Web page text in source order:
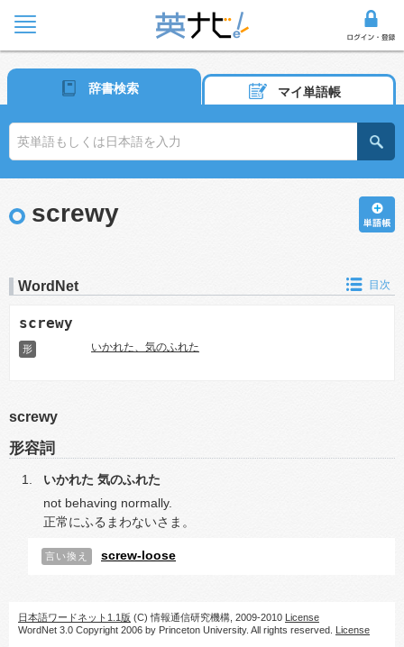
辞書検索 マイ単語帳
screwy
WordNet 目次
screwy
形 いかれた、気のふれた
screwy
形容詞
いかれた 気のふれた
not behaving normally.
正常にふるまわないさま。
言い換え screw-loose
日本語ワードネット1.1版 (C) 情報通信研究機構, 2009-2010 License
WordNet 3.0 Copyright 2006 by Princeton University. All rights reserved. License